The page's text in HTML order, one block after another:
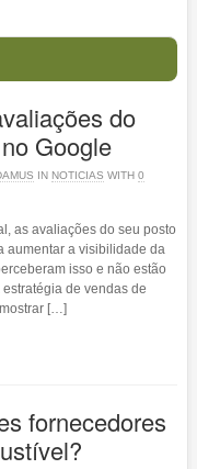
do
Google
IN NOTICIAS WITH 0
as avaliações do seu posto
aumentar a visibilidade da
isso e não estão
de vendas de
[…]
fornecedores